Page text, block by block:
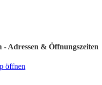
Adressen & Öffnungszeiten
öffnen